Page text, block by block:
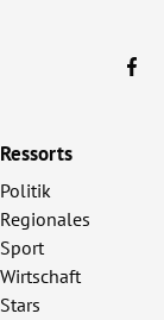
Ressorts
Politik
Regionales
Sport
Wirtschaft
Stars